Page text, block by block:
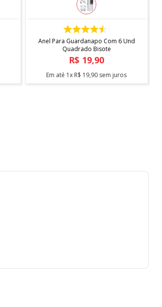
COMPRAR
Anel Para Guardanapo Com 6 Und
Quadrado Bisote
R$ 19,90
Em até 1x R$ 19,90 sem juros